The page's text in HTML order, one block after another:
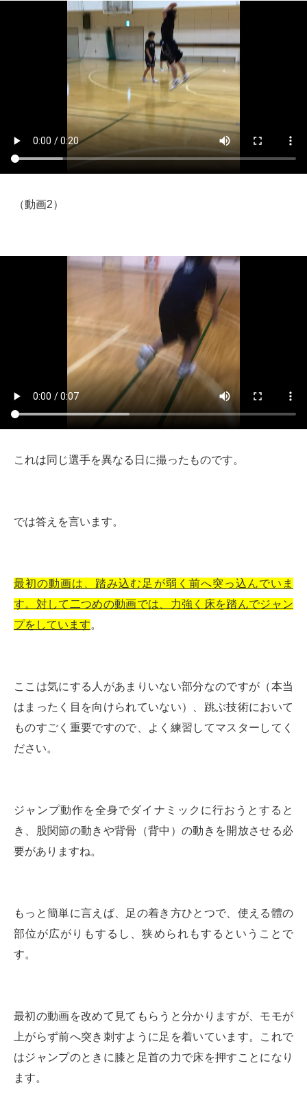
（動画2）
これは同じ選手を異なる日に撮ったものです。
では答えを言います。
最初の動画は、踏み込む足が弱く前へ突っ込んでいま
す。対して二つめの動画では、力強く床を踏んでジャン
プをしています。
ここは気にする人があまりいない部分なのですが（本当
はまったく目を向けられていない）、跳ぶ技術において
ものすごく重要ですので、よく練習してマスターしてく
ださい。
ジャンプ動作を全身でダイナミックに行おうとすると
き、股関節の動きや背骨（背中）の動きを開放させる必
要がありますね。
もっと簡単に言えば、足の着き方ひとつで、使える體の
部位が広がりもするし、狭められもするということで
す。
最初の動画を改めて見てもらうと分かりますが、モモが
上がらず前へ突き刺すように足を着いています。これで
はジャンプのときに膝と足首の力で床を押すことになり
ます。